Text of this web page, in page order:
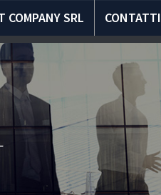
COMPANY SRL CONTATTI